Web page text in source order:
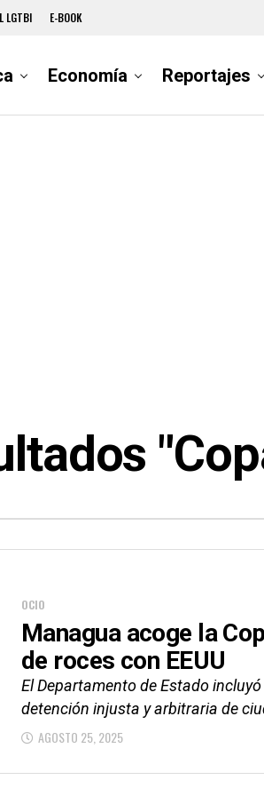
LGTBI E-BOOK
Economía Reportajes
OCIO
Managua acoge la
de roces con EEUU
El Departamento de Estado
detención injusta y arbitraria de
AGOSTO 25, 2025